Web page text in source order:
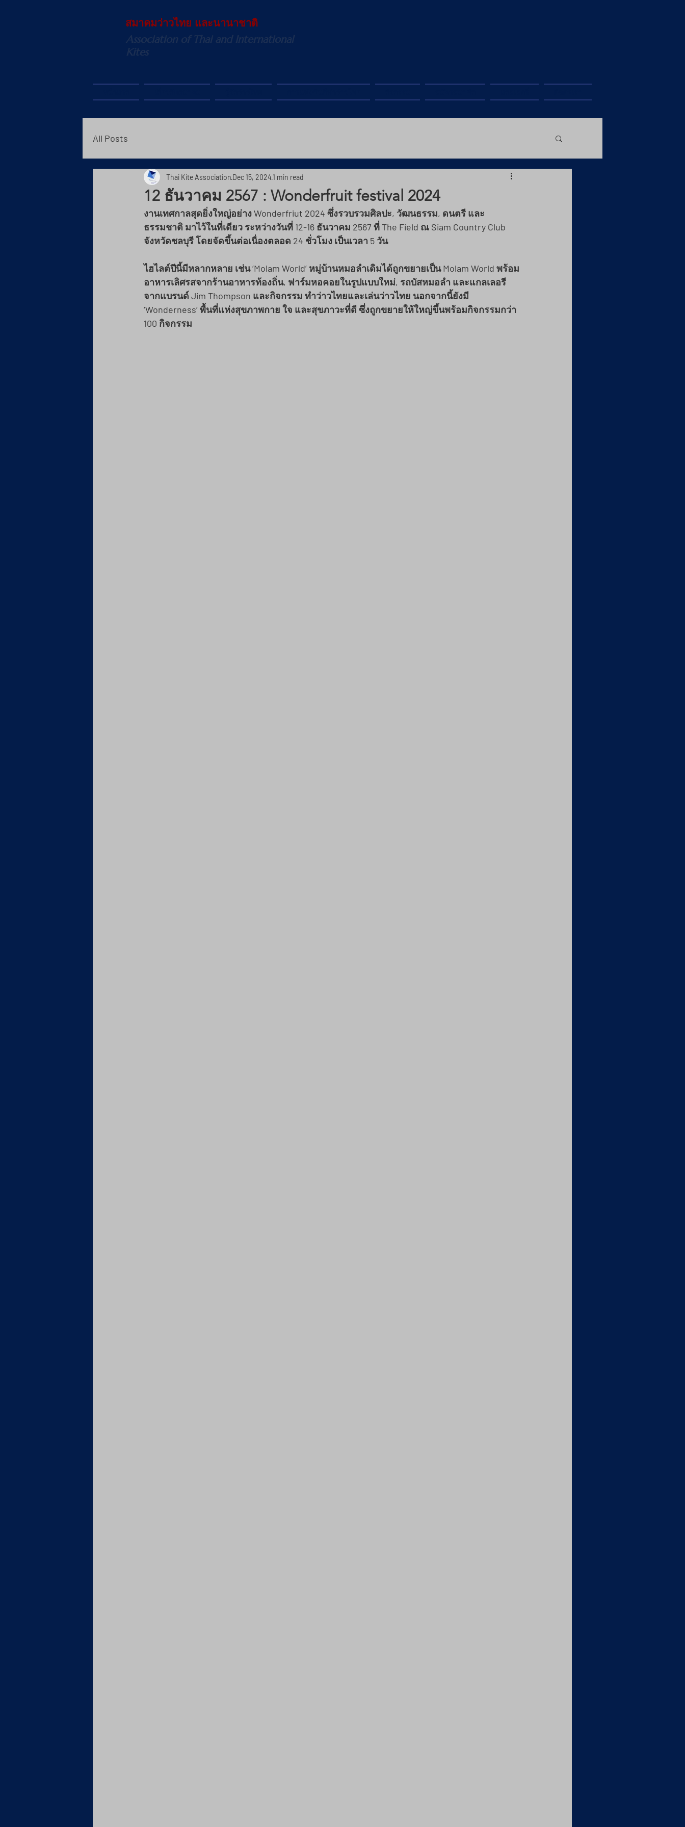
สมาคมว่าวไทย และนานาชาติ
Association of Thai and International
Kites
All Posts
12 ธันวาคม 2567 : Wonderfruit festival 2024
Thai Kite Association Dec 15, 20241 min read
งานเทศกาลสุดยิ่งใหญ่อย่าง Wonderfriut 2024 ซึ่งรวบรวมศิลปะ, วัฒนธรรม, ดนตรี และ
ธรรมชาติ มาไว้ในที่เดียว ระหว่างวันที่ 12-16 ธันวาคม 2567 ที่ The Field ณ Siam Country Club
จังหวัดชลบุรี โดยจัดขึ้นต่อเนื่องตลอด 24 ชั่วโมง เป็นเวลา 5 วัน
ไฮไลต์ปีนี้มีหลากหลาย เช่น ‘Molam World’ หมู่บ้านหมอลำเดิมได้ถูกขยายเป็น Molam World พร้อม
อาหารเลิศรสจากร้านอาหารท้องถิ่น, ฟาร์มหอคอยในรูปแบบใหม่, รถบัสหมอลำ และแกลเลอรี
จากแบรนด์ Jim Thompson และกิจกรรม ทำว่าวไทยและเล่นว่าวไทย นอกจากนี้ยังมี
‘Wonderness’ พื้นที่แห่งสุขภาพกาย ใจ และสุขภาวะที่ดี ซึ่งถูกขยายให้ใหญ่ขึ้นพร้อมกิจกรรมกว่า
100 กิจกรรม